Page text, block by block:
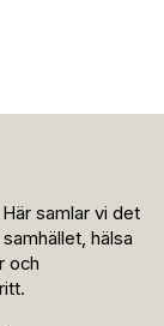
samlar vi det
hälsa
och